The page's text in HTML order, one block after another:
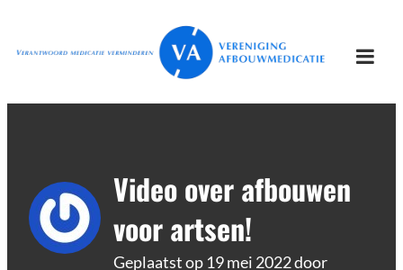
naar
inhoud
Vereniging
Afbouwmedicatie
Verantwoord afbouwen
Video over afbouwen
voor artsen!
Geplaatst op 19 mei 2022door